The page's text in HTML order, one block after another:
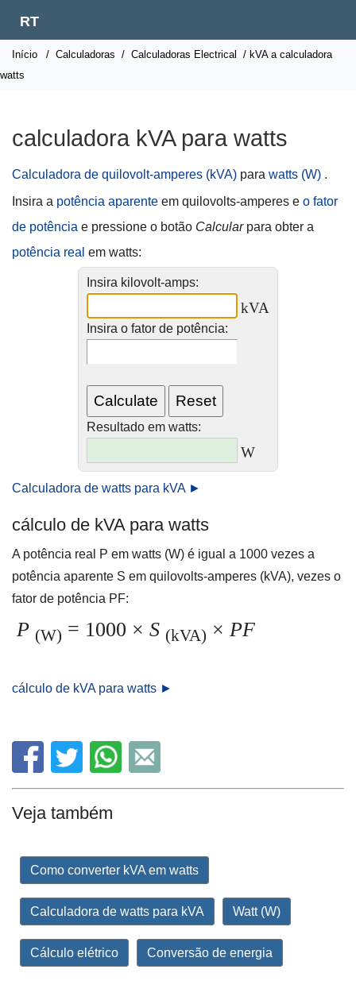
RT
Início / Calculadoras / Calculadoras Electrical
/ kVA a calculadora
watts
calculadora kVA para watts
Calculadora de quilovolt-amperes (kVA) para watts (W) .
Insira a potência aparente em quilovolts-amperes e o fator
de potência e pressione o botão Calcularpara obter a
potência real em watts:
Insira kilovolt-amps:
kVA
Insira o fator de potência:
Resultado em watts:
W
Calculadora de watts para kVA ►
cálculo de kVA para watts
A potência real P em watts (W) é igual a 1000 vezes a
potência aparente S em quilovolts-amperes (kVA), vezes o
fator de potência PF:
P (W) = 1000 × S (kVA) × PF
cálculo de kVA para watts ►
Veja também
Como converter kVA em watts
Calculadora de watts para kVA Watt (W)
Cálculo elétrico Conversão de energia